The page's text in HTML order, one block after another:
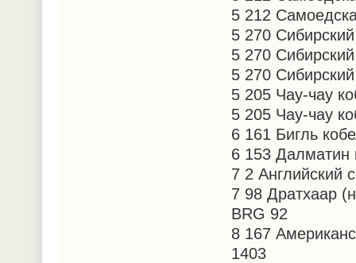
5 212
5 270
5 270
5 270
5 205 Чау-чау
5 205 Чау-чау
6 161 Бигль
6 153 Далматин
7 2 Английский
7 98 Дратхаар
BRG 92
8 167
1403